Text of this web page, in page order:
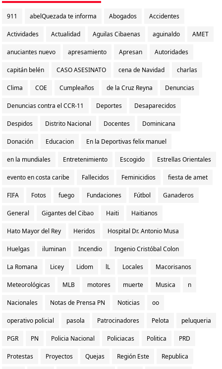
911 abelQuezada te informa Abogados Accidentes
Actividades Actualidad Aguilas Cibaenas aguinaldo AMET
anuciantes nuevo apresamiento Apresan Autoridades
capitán belén CASO ASESINATO cena de Navidad charlas
Clima COE Cumpleaños de la Cruz Reyna Denuncias
Denuncias contra el CCR-11 Deportes Desaparecidos
Despidos Distrito Nacional Docentes Dominicana
Donación Educacion En la Deportivas felix manuel
en la mundiales Entretenimiento Escogido Estrellas Orientales
evento en costa caribe Fallecidos Feminicidios fiesta de amet
FIFA Fotos fuego Fundaciones Fútbol Ganaderos
General Gigantes del Cibao Haiti Haitianos
Hato Mayor del Rey Heridos Hospital Dr. Antonio Musa
Huelgas iluminan Incendio Ingenio Cristóbal Colon
La Romana Licey Lidom lL Locales Macorisanos
Meteorológicas MLB motores muerte Musica n
Nacionales Notas de Prensa PN Noticias oo
operativo policial pasola Patrocinadores Pelota peluqueria
PGR PN Policia Nacional Policiacas Politica PRD
Protestas Proyectos Quejas Región Este Republica